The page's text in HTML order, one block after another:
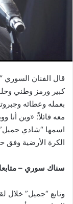
قال الفنان
كبير ورمز وطني
بعمله وعطائه
معه قائلاً: «وين أنا
اسمها “شادي
الكرة الأرضية وفق
سناك سوري –
وتابع “جميل” خلال